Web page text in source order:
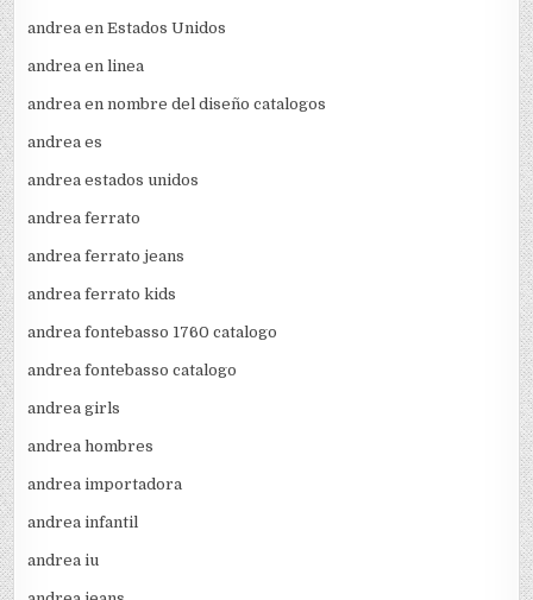
andrea en Estados Unidos
andrea en linea
andrea en nombre del diseño catalogos
andrea es
andrea estados unidos
andrea ferrato
andrea ferrato jeans
andrea ferrato kids
andrea fontebasso 1760 catalogo
andrea fontebasso catalogo
andrea girls
andrea hombres
andrea importadora
andrea infantil
andrea iu